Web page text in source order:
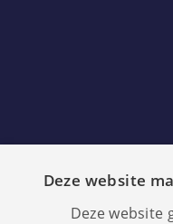
Deze website
Deze website